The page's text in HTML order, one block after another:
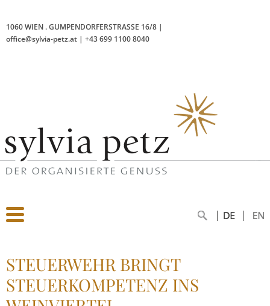
1060 WIEN .GUMPENDORFERSTRASSE 16/8 |
office@sylvia-petz.at | +43 699 1100 8040
STEUERWEHR BRINGT
STEUERKOMPETENZ INS